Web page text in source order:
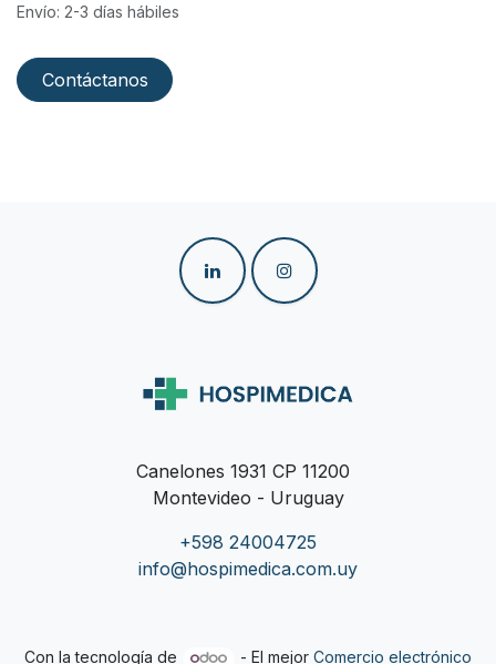
Envío: 2-3 días hábiles
Contáctanos
Canelones 1931 CP 11200
Montevideo - Uruguay
+598 24004725
info@hospimedica.com.uy
Con la tecnología de - El mejor Comercio electrónico